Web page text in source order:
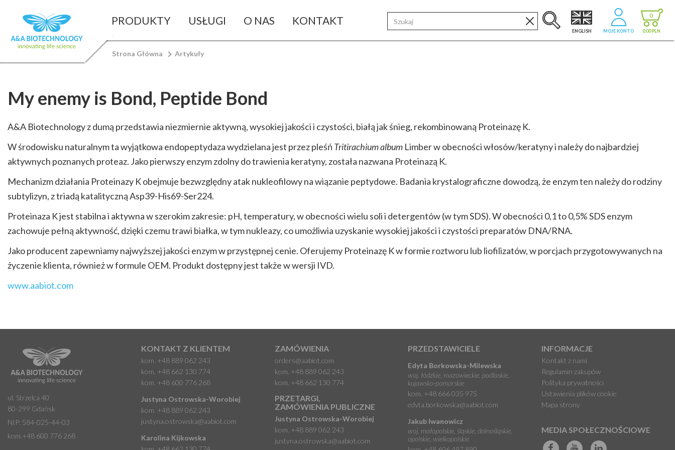
PRODUKTY USŁUGI O NAS KONTAKT
ENGLISH MOJE KONTO
0
0,00 PLN
Strona Główna Artykuły
My enemy is Bond, Peptide Bond
A&A Biotechnology z dumą przedstawia niezmiernie aktywną, wysokiej jakości i czystości, białą jak śnieg, rekombinowaną Proteinazę K.
W środowisku naturalnym ta wyjątkowa endopeptydaza wydzielana jest przez pleśń Tritirachium album Limber w obecności włosów/keratyny i należy do najbardziej
aktywnych poznanych proteaz. Jako pierwszy enzym zdolny do trawienia keratyny, została nazwana Proteinazą K.
Mechanizm działania Proteinazy K obejmuje bezwzględny atak nukleofilowy na wiązanie peptydowe. Badania krystalograficzne dowodzą, że enzym ten należy do rodziny
subtylizyn, z triadą katalitycznąAsp39-His69-Ser224.
Proteinaza K jest stabilna i aktywna w szerokim zakresie: pH, temperatury, w obecności wielu soli i detergentów (w tym SDS). W obecności 0,1 to 0,5% SDS enzym
zachowuje pełną aktywność, dzięki czemu trawi białka, w tym nukleazy, co umożliwia uzyskanie wysokiej jakości i czystości preparatów DNA/RNA.
Jako producent zapewniamy najwyższej jakości enzym w przystępnej cenie. Oferujemy Proteinazę K w formie roztworu lub liofilizatów, w porcjach przygotowywanych na
życzenie klienta, również w formule OEM. Produkt dostępny jest także w wersji IVD.
www.aabiot.com
ul. Strzelca 40
80-299 Gdańsk
NIP: 584-025-44-03
kom. +48 600 776 268
KONTAKT Z KLIENTEM
kom. +48 889 062 243
kom. +48 662 130 774
kom. +48 600 776 268
Justyna Ostrowska-Worobiej
kom. +48 889 062 243
justyna.ostrowska@aabiot.com
Karolina Kijkowska
ZAMÓWIENIA
orders@aabiot.com
kom. +48 889 062 243
kom. +48 662 130 774
PRZETARGI,
ZAMÓWIENIA PUBLICZNE
Justyna Ostrowska-Worobiej
kom. +48 889 062 243
justyna.ostrowska@aabiot.com
PRZEDSTAWICIELE
Edyta Borkowska-Milewska
woj. łódzkie, mazowieckie, podlaskie,
kujawsko-pomorskie
kom. +48 666 035 975
edyta.borkowska@aabiot.com
Jakub Iwanowicz
woj. małopolskie, śląskie, dolnośląskie,
opolskie, wielkopolskie
INFORMACJE
Kontakt z nami
Regulamin zakupów
Polityka prywatności
Ustawienia plików cookie
Mapa strony
MEDIA SPOŁECZNOŚCIOWE